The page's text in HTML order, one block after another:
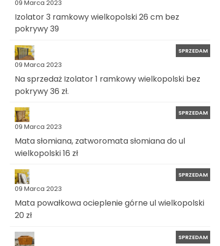
09 Marca 2023
Izolator 3 ramkowy wielkopolski 26 cm bez
pokrywy 39
09 Marca 2023
SPRZEDAM
Na sprzedaż Izolator 1 ramkowy wielkopolski bez
pokrywy 36 zł.
09 Marca 2023
SPRZEDAM
Mata słomiana, zatworomata słomiana do ul
wielkopolski 16 zł
09 Marca 2023
SPRZEDAM
Mata powałkowa ocieplenie górne ul wielkopolski
20 zł
SPRZEDAM